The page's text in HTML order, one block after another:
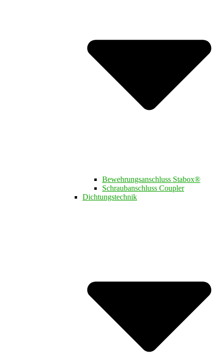
Bewehrungsanschluss Stabox®
Schraubanschluss Coupler
Dichtungstechnik